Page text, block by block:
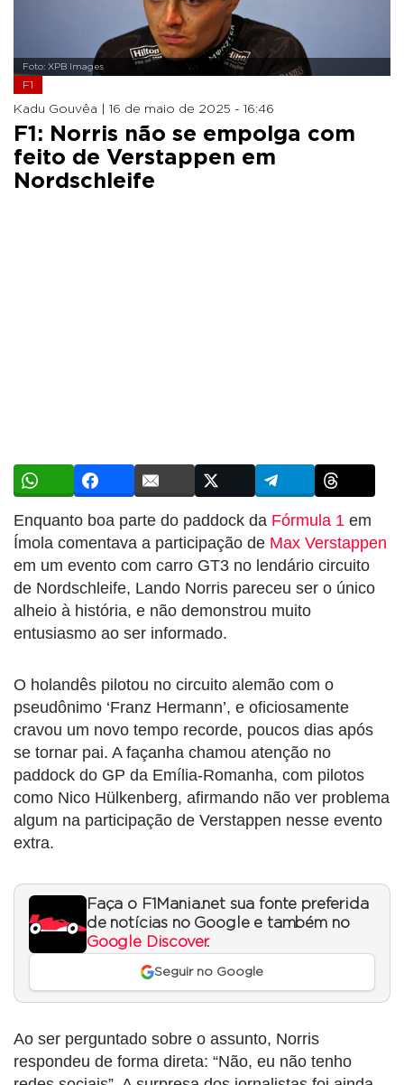
Foto: XPB Images
F1
Kadu Gouvêa | 16 de maio de 2025 - 16:46
F1: Norris não se empolga com
feito de Verstappen em
Nordschleife
Enquanto boa parte do paddock da Fórmula 1 em
Ímola comentava a participação de Max Verstappen
em um evento com carro GT3 no lendário circuito
de Nordschleife, Lando Norris pareceu ser o único
alheio à história, e não demonstrou muito
entusiasmo ao ser informado.
O holandês pilotou no circuito alemão com o
pseudônimo ‘Franz Hermann’, e oficiosamente
cravou um novo tempo recorde, poucos dias após
se tornar pai. A façanha chamou atenção no
paddock do GP da Emília-Romanha, com pilotos
como Nico Hülkenberg, afirmando não ver problema
algum na participação de Verstappen nesse evento
extra.
Faça o F1Mania.net sua fonte preferida
de notícias no Google e também no
Google Discover.
Seguir no Google
Ao ser perguntado sobre o assunto, Norris
respondeu de forma direta: “Não, eu não tenho